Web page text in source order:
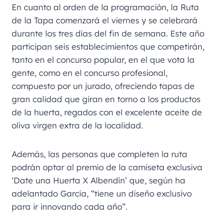
En cuanto al orden de la programación, la Ruta
de la Tapa comenzará el viernes y se celebrará
durante los tres días del fin de semana. Este año
participan seis establecimientos que competirán,
tanto en el concurso popular, en el que vota la
gente, como en el concurso profesional,
compuesto por un jurado, ofreciendo tapas de
gran calidad que giran en torno a los productos
de la huerta, regados con el excelente aceite de
oliva virgen extra de la localidad.
Además, las personas que completen la ruta
podrán optar al premio de la camiseta exclusiva
‘Date una Huerta X Albendín’ que, según ha
adelantado García, “tiene un diseño exclusivo
para ir innovando cada año”.